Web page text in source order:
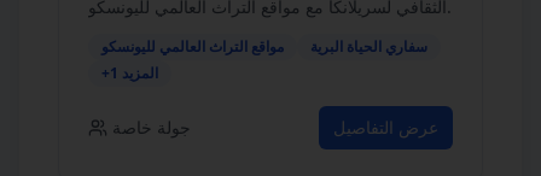
الثقافي لسريلانكا مع مواقع التراث العالمي لليونسكو.
مواقع التراث العالمي لليونسكو
سفاري الحياة البرية
+1 المزيد
جولة خاصة عرض التفاصيل